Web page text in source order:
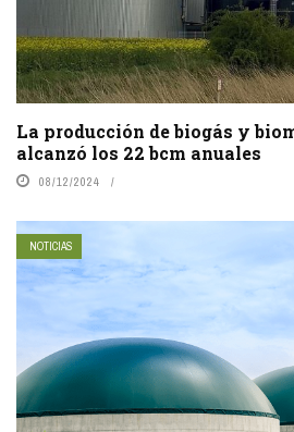
La producción de biogás y
alcanzó los 22 bcm anuales
08/12/2024
NOTICIAS